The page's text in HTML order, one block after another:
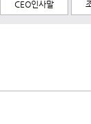
CEO인사말